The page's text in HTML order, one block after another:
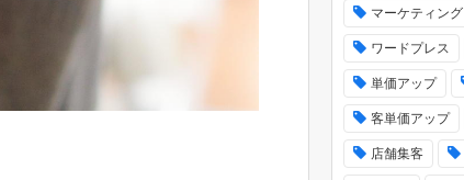
マーケティング
ワードプレス
単価アップ
客単価アップ
店舗集客